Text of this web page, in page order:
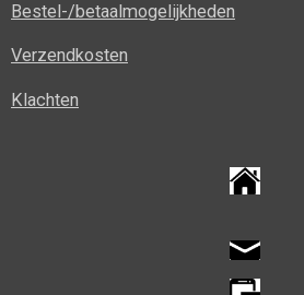
Bestel-/betaalmogelijkheden
Verzendkosten
Klachten